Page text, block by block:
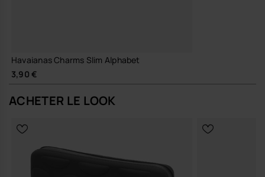
Havaianas Charms Slim Alphabet
3,90 €
ACHETER LE LOOK